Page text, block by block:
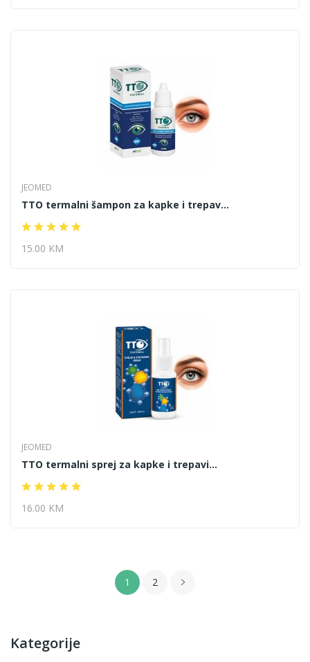
JEOMED
TTO termalni šampon za kapke i trepav...
15.00 KM
JEOMED
TTO termalni sprej za kapke i trepavi...
16.00 KM
1 2
Kategorije